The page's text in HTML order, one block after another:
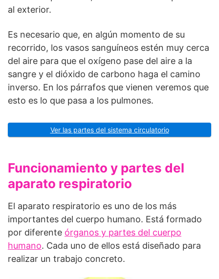
al exterior.
Es necesario que, en algún momento de su
recorrido, los vasos sanguíneos estén muy cerca
del aire para que el oxígeno pase del aire a la
sangre y el dióxido de carbono haga el camino
inverso. En los párrafos que vienen veremos que
esto es lo que pasa a los pulmones.
Ver las partes del sistema circulatorio
Funcionamiento y partes del
aparato respiratorio
El aparato respiratorio es uno de los más
importantes del cuerpo humano. Está formado
por diferente órganos y partes del cuerpo
humano. Cada uno de ellos está diseñado para
realizar un trabajo concreto.